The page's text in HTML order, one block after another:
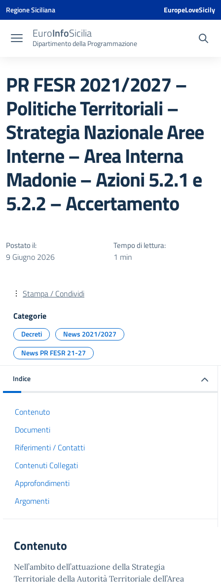
Vai ai contenuti
Vai al menu di navigazione
Vai al footer
Vai al banner delle Cookie Policy
Regione Siciliana EuropeLoveSicily
EuroInfoSicilia
Dipartimento della Programmazione
PR FESR 2021/2027 –
Politiche Territoriali –
Strategia Nazionale Aree
Interne – Area Interna
Madonie – Azioni 5.2.1 e
5.2.2 – Accertamento
Postato il:
9 Giugno 2026
Tempo di lettura:
1 min
Stampa / Condividi
Categorie
Decreti
News 2021/2027
News PR FESR 21-27
Indice
Contenuto
Documenti
Riferimenti / Contatti
Contenuti Collegati
Approfondimenti
Argomenti
Contenuto
Nell’ambito dell’attuazione della Strategia
Territoriale della Autorità Territoriale dell’Area